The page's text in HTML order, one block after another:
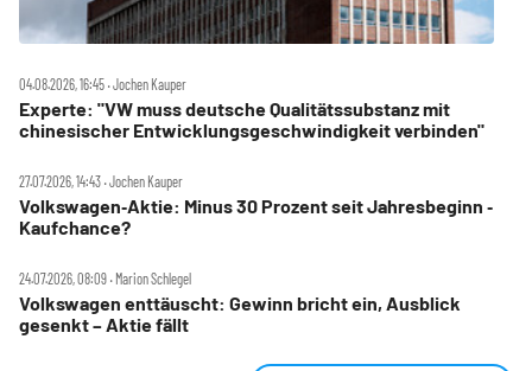
04.08.2026, 16:45 ‧ Jochen Kauper
Experte: "VW muss deutsche Qualitätssubstanz mit
chinesischer Entwicklungsgeschwindigkeit verbinden"
27.07.2026, 14:43 ‧ Jochen Kauper
Volkswagen‑Aktie: Minus 30 Prozent seit Jahresbeginn ‑
Kaufchance?
24.07.2026, 08:09 ‧ Marion Schlegel
Volkswagen enttäuscht: Gewinn bricht ein, Ausblick
gesenkt – Aktie fällt